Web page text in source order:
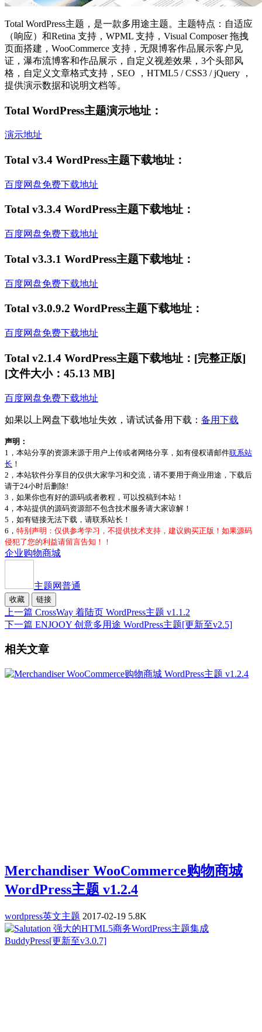
Total WordPress主题，是一款多用途主题。主题特点：自适应
（响应）和Retina 支持，WPML 支持，Visual Composer 拖拽
页面搭建，WooCommerce 支持，无限博客作品展示客户见
证，瀑布流博客和作品展示，自定义视差效果，3个头部风
格，自定义文章格式支持，SEO ，HTML5 / CSS3 / jQuery ，
提供演示数据和说明文档等。
Total WordPress主题演示地址：
演示地址
Total v3.4 WordPress主题下载地址：
百度网盘免费下载地址
Total v3.3.4 WordPress主题下载地址：
百度网盘免费下载地址
Total v3.3.1 WordPress主题下载地址：
百度网盘免费下载地址
Total v3.0.9.2 WordPress主题下载地址：
百度网盘免费下载地址
Total v2.1.4 WordPress主题下载地址：[完整正版]
[文件大小：45.13 MB]
百度网盘免费下载地址
如果以上网盘下载地址失效，请试试备用下载： 备用下载
声明：
1，本站分享的资源来源于用户上传或者网络分享，如有侵权请邮件联系站
长 ！
2，本站软件分享目的仅供大家学习和交流，请不要用于商业用途，下载后
请于24小时后删除!
3，如果你也有好的源码或者教程，可以投稿到本站！
4，本站提供的源码资源部不包含技术服务请大家谅解！
5，如有链接无法下载，请联系站长！
6， 特别声明：仅供参考学习，不提供技术支持，建议购买正版！如果源码
侵犯了您的利益请留言告知！！
企业购物商城
主题网普通
收藏 链接
上一篇 CrossWay 着陆页 WordPress主题 v1.1.2
下一篇 ENJOOY 创意多用途 WordPress主题[更新至v2.5]
相关文章
Merchandiser WooCommerce购物商城
WordPress主题 v1.2.4
wordpress英文主题 2017-02-19 5.8K